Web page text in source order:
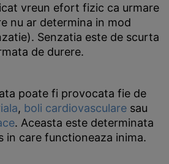
vreun efort fizic ca urmare
nu ar determina in mod
Senzatia este de scurta
de durere.
poate fi provocata fie de
, boli cardiovasculare sau
. Aceasta este determinata
in care functioneaza inima.